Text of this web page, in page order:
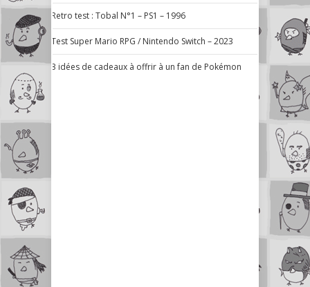
Retro test : Tobal N°1 – PS1 – 1996
Test Super Mario RPG / Nintendo Switch – 2023
3 idées de cadeaux à offrir à un fan de Pokémon